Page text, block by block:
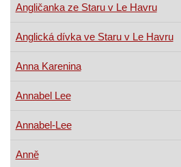
Angličanka ze Staru v Le Havru
Anglická dívka ve Staru v Le Havru
Anna Karenina
Annabel Lee
Annabel-Lee
Anně